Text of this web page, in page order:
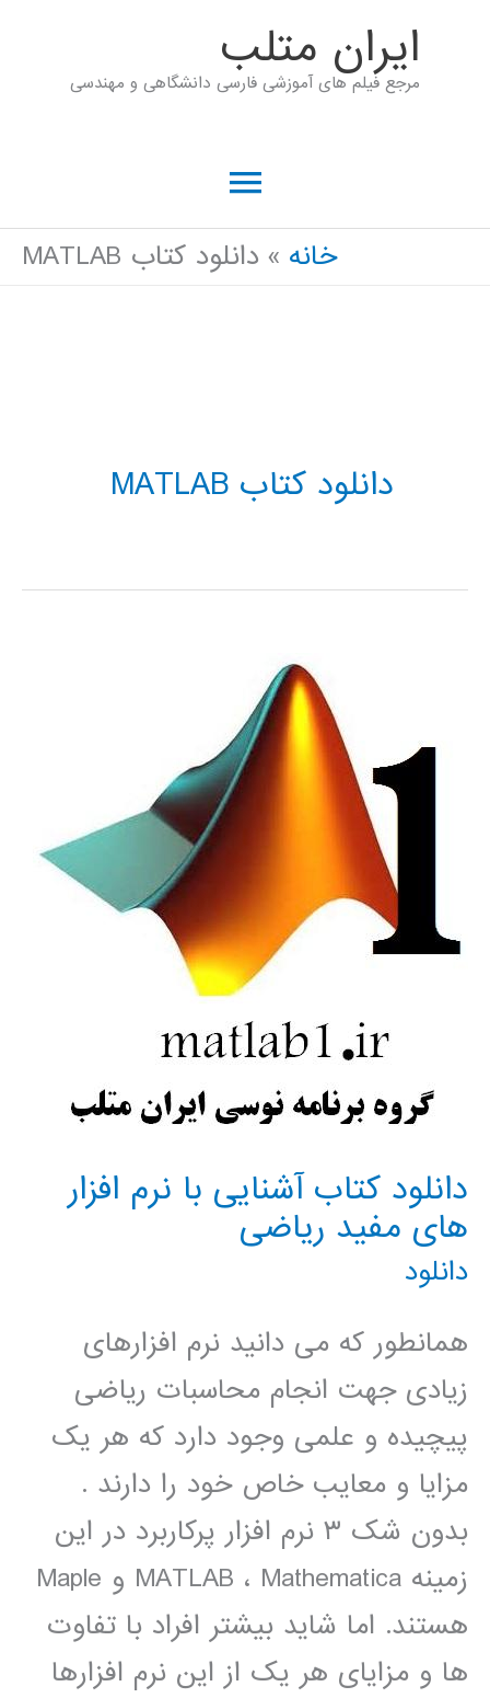
ايران متلب
مرجع فیلم های آموزشی فارسی دانشگاهی و مهندسی
فهرست
اصلی
خانه دانلود كتاب MATLAB
دانلود كتاب MATLAB
دانلود کتاب آشنایی با نرم افزار
های مفید ریاضی
دانلود
همانطور که می دانید نرم افزارهای
زیادی جهت انجام محاسبات ریاضی
پیچیده و علمی وجود دارد که هر یک
مزایا و معایب خاص خود را دارند .
بدون شک ۳ نرم افزار پرکاربرد در این
هستند. اما شاید بیشتر افراد با تفاوت
ها و مزایای هر یک از این نرم افزارها